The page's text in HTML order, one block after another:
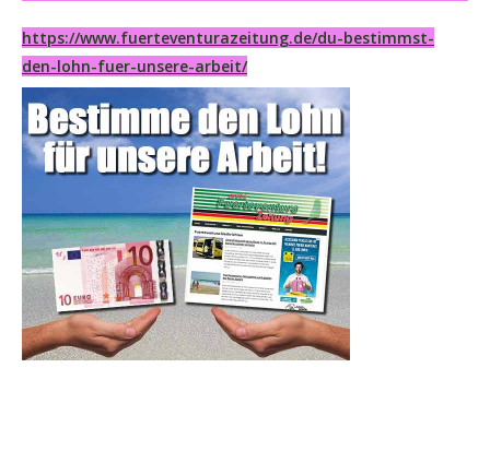
https://www.fuerteventurazeitung.de/du-bestimmst-
den-lohn-fuer-unsere-arbeit/